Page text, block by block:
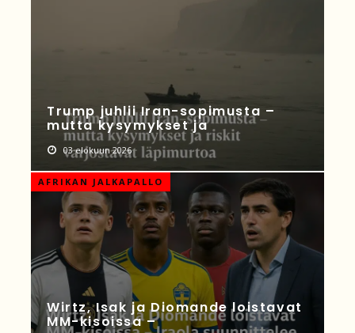
Trump juhlii Iran-sopimusta –
mutta kysymykset ja
03 elokuun 2026
AFRIKAN JALKAPALLO
Wirtz, Isak ja Diomande loistavat
MM-kisoissa –